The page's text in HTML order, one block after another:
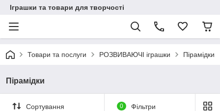
Іграшки та товари для творчості
Товари та послуги РОЗВИВАЮЧІ іграшки Пірамідки
Пірамідки
Сортування 0 Фільтри